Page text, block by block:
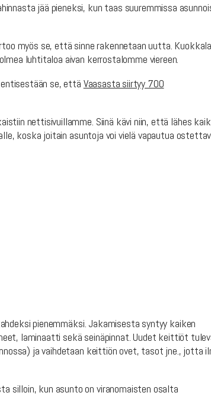
jää pieneksi, kun taas suuremmissa
myös se, että sinne rakennetaan uutta.
luhtitaloa aivan kerrostalomme viereen.
entisestään se, että Vaasasta siirtyy 700
nettisivuillamme. Siinä kävi niin, että lähes
koska joitain asuntoja voi vielä vapautua
pienemmäksi. Jakamisesta syntyy kaiken
laminaatti sekä seinäpinnat. Uudet keittiöt
ja vaihdetaan keittiön ovet, tasot jne., jotta
silloin, kun asunto on viranomaisten osalta